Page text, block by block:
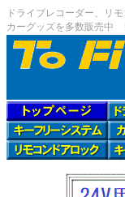
ドライブレコーダー、リ
カーグッズを多数販売中